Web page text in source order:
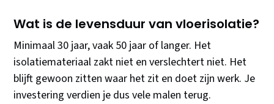
Wat is de levensduur van vloerisolatie?
Minimaal 30 jaar, vaak 50 jaar of langer. Het
isolatiemateriaal zakt niet en verslechtert niet. Het
blijft gewoon zitten waar het zit en doet zijn werk. Je
investering verdien je dus vele malen terug.